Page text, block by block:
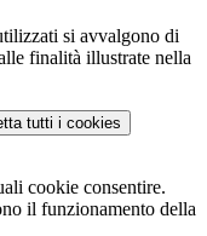
si avvalgono di
finalità illustrate nella
tutti i cookies
cookie consentire.
il funzionamento della